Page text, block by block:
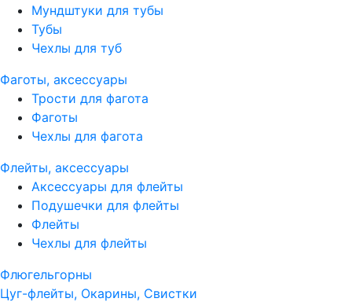
Мундштуки для тубы
Тубы
Чехлы для туб
Фаготы, аксессуары
Трости для фагота
Фаготы
Чехлы для фагота
Флейты, аксессуары
Аксессуары для флейты
Подушечки для флейты
Флейты
Чехлы для флейты
Флюгельгорны
Цуг-флейты, Окарины, Свистки